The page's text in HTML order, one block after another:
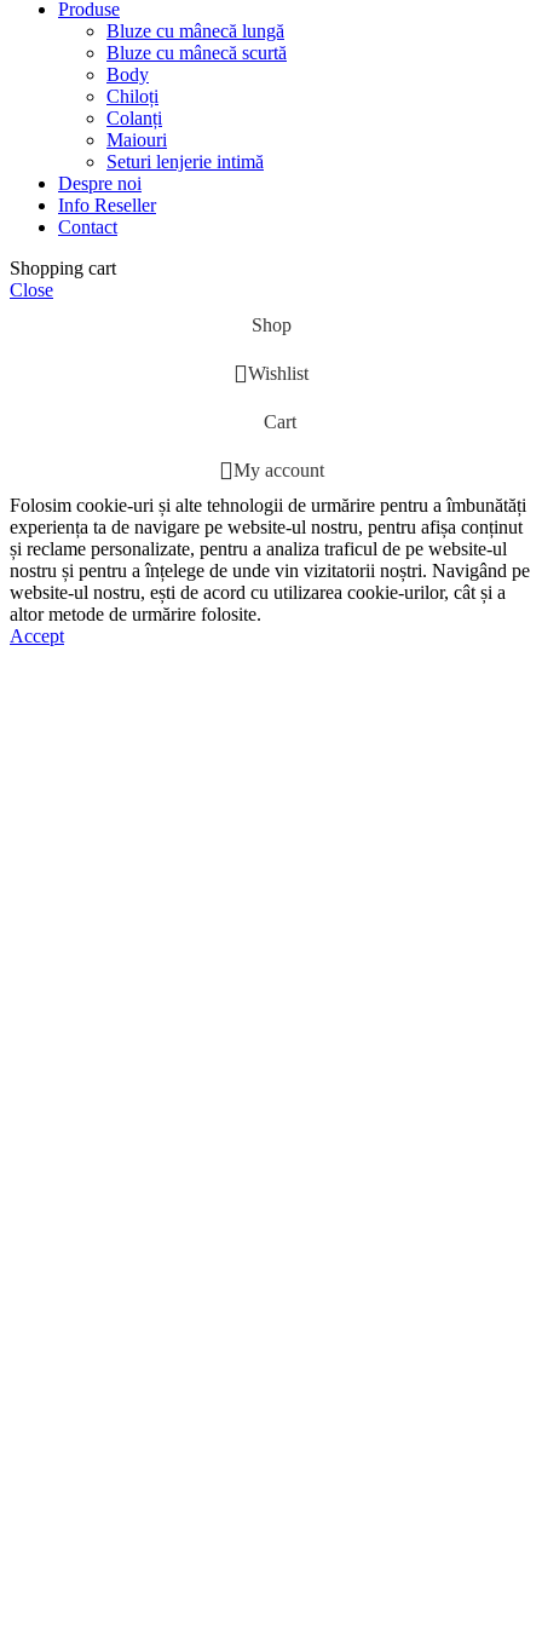
Produse
Bluze cu mânecă lungă
Bluze cu mânecă scurtă
Body
Chiloți
Colanți
Maiouri
Seturi lenjerie intimă
Despre noi
Info Reseller
Contact
Shopping cart
Close
Shop
Wishlist
Cart
My account
Folosim cookie-uri și alte tehnologii de urmărire pentru a îmbunătăți
experiența ta de navigare pe website-ul nostru, pentru afișa conținut
și reclame personalizate, pentru a analiza traficul de pe website-ul
nostru și pentru a înțelege de unde vin vizitatorii noștri. Navigând pe
website-ul nostru, ești de acord cu utilizarea cookie-urilor, cât și a
altor metode de urmărire folosite.
Accept